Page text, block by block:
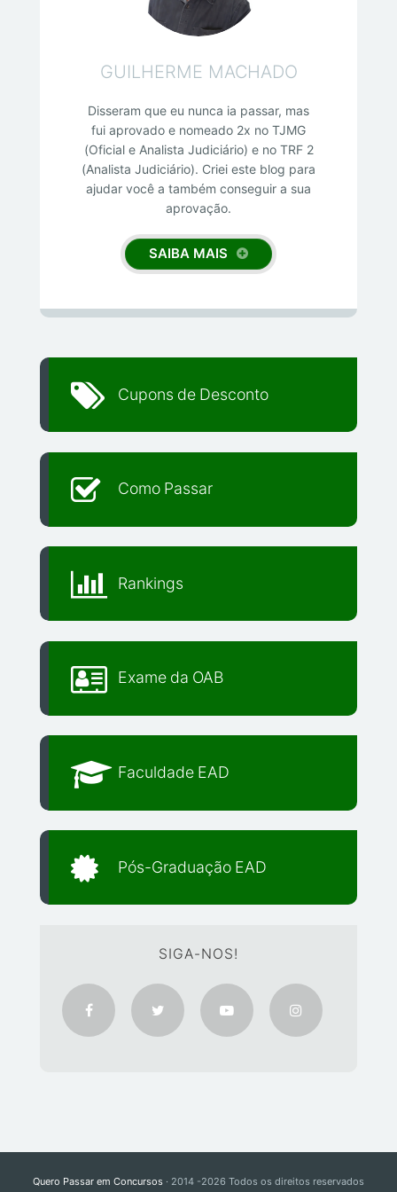
GUILHERME MACHADO
Disseram que eu nunca ia passar, mas
fui aprovado e nomeado 2x no TJMG
(Oficial e Analista Judiciário) e no TRF 2
(Analista Judiciário). Criei este blog para
ajudar você a também conseguir a sua
aprovação.
SAIBA MAIS
Cupons de Desconto
Como Passar
Rankings
Exame da OAB
Faculdade EAD
Pós-Graduação EAD
SIGA-NOS!
Quero Passar em Concursos · 2014 -2026 Todos os direitos reservados